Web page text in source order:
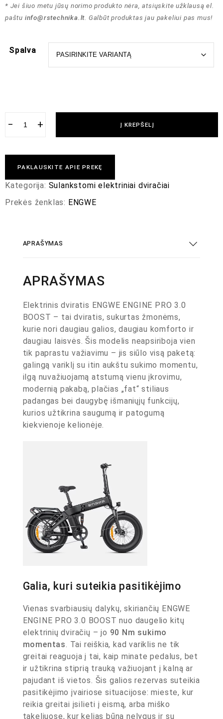
* Jei šiuo metu jūsų norimo produkto nėra, atsiųskite užklausą el.
paštu info@rstechnika.lt . Galbūt produktas jau pakeliui pas mus!
Spalva
− + Į KREPŠELĮ
PAKLAUSKITE APIE PREKĘ
Kategorija: Sulankstomi elektriniai dviračiai
Prekės ženklas: ENGWE
APRAŠYMAS
APRAŠYMAS
Elektrinis dviratis ENGWE ENGINE PRO 3.0
BOOST – tai dviratis, sukurtas žmonėms,
kurie nori daugiau galios, daugiau komforto ir
daugiau laisvės. Šis modelis neapsiriboja vien
tik paprastu važiavimu – jis siūlo visą paketą:
galingą variklį su itin aukštu sukimo momentu,
ilgą nuvažiuojamą atstumą vienu įkrovimu,
modernią pakabą, plačias „fat“ stiliaus
padangas bei daugybę išmaniųjų funkcijų,
kurios užtikrina saugumą ir patogumą
kiekvienoje kelionėje.
Galia, kuri suteikia pasitikėjimo
Vienas svarbiausių dalykų, skiriančių ENGWE
ENGINE PRO 3.0 BOOST nuo daugelio kitų
elektrinių dviračių – jo 90 Nm sukimo
momentas
. Tai reiškia, kad variklis ne tik
greitai reaguoja į tai, kaip minate pedalus, bet
ir užtikrina stiprią trauką važiuojant į kalną ar
pajudant iš vietos. Šis galios rezervas suteikia
pasitikėjimo įvairiose situacijose: mieste, kur
reikia greitai įsilieti į eismą, arba miško
takeliuose, kur kelias būna nelygus ir su